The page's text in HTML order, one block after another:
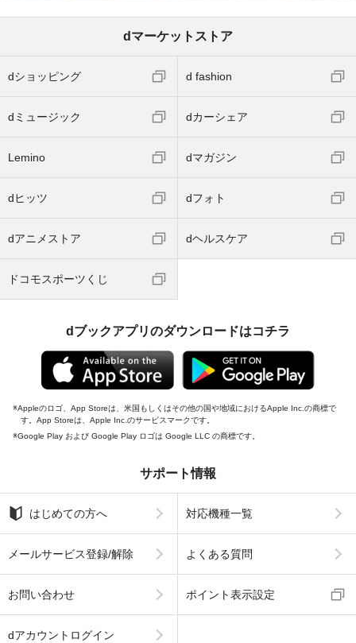
dマーケットストア
dショッピング d fashion
dミュージック dカーシェア
Lemino dマガジン
dヒッツ dフォト
dアニメストア dヘルスケア
ドコモスポーツくじ
dブックアプリのダウンロードはコチラ
Appleのロゴ、App Storeは、米国もしくはその他の国や地域におけるApple Inc.の商標で
す。App Storeは、Apple Inc.のサービスマークです。
Google Play および Google Play ロゴは Google LLC の商標です。
サポート情報
はじめての方へ 対応機種一覧
メールサービス登録/解除 よくある質問
お問い合わせ ポイント表示設定
dアカウントログイン